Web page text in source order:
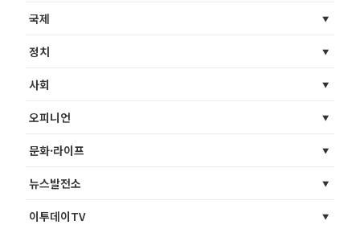
국제
정치
사회
오피니언
문화·라이프
뉴스발전소
이투데이TV